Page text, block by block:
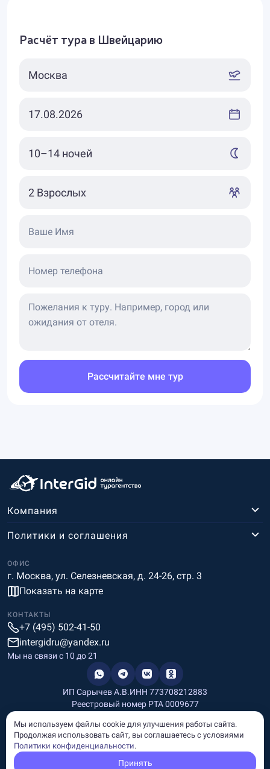
Расчёт тура в Швейцарию
Ваше Имя
Номер телефона
Рассчитайте мне тур
Компания
ОФИС
г. Москва, ул. Селезневская, д. 24-26, стр. 3
Показать на карте
Политики и соглашения
КОНТАКТЫ
+7 (495) 502-41-50
intergidru@yandex.ru
Мы на связи c 10 до 21
ИП Сарычев А.В.ИНН 773708212883
Реестровый номер РТА 0009677
Информация, размещённая на сайте, носит информационный
характер и не является рекламой и публичной офертой.
Мы используем файлы cookie для улучшения работы сайта.
Продолжая использовать сайт, вы соглашаетесь с условиями
Политики конфиденциальности.
Принять